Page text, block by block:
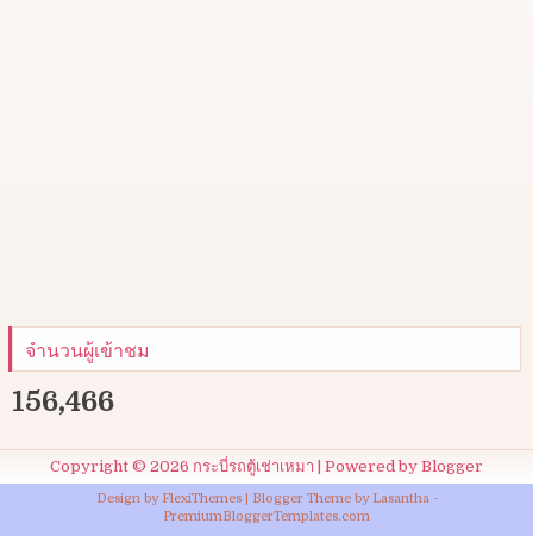
จำนวนผู้เข้าชม
156,466
Copyright © 2026 กระบี่รถตู้เช่าเหมา | Powered by Blogger
Design by FlexiThemes| Blogger Theme by Lasantha-
PremiumBloggerTemplates.com